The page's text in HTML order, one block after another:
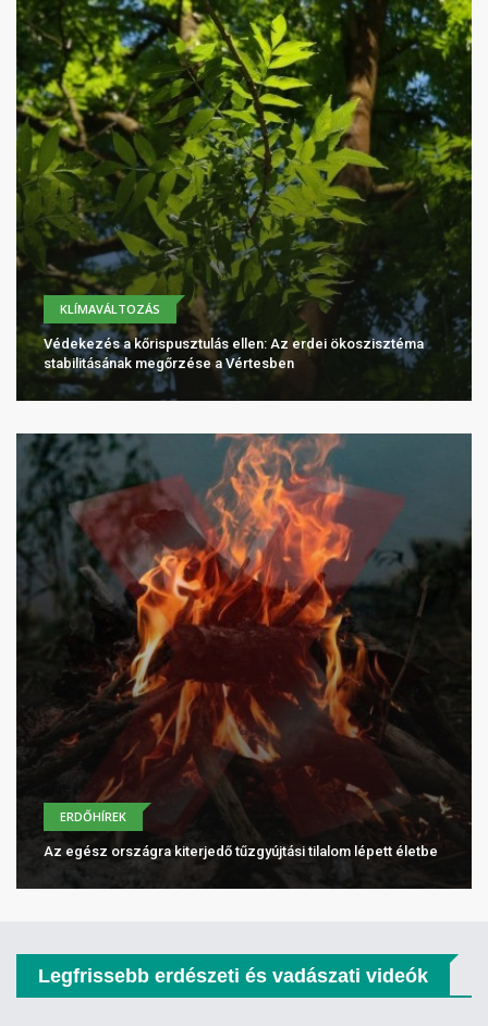
KLÍMAVÁLTOZÁS
Védekezés a kőrispusztulás ellen: Az erdei ökoszisztéma
stabilitásának megőrzése a Vértesben
ERDŐHÍREK
Az egész országra kiterjedő tűzgyújtási tilalom lépett életbe
Legfrissebb erdészeti és vadászati videók